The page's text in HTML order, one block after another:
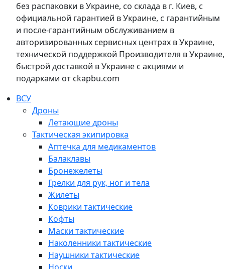
без распаковки в Украине, со склада в г. Киев, с
официальной гарантией в Украине, с гарантийным
и после-гарантийным обслуживанием в
авторизированных сервисных центрах в Украине,
технической поддержкой Производителя в Украине,
быстрой доставкой в Украине с акциями и
подарками от ckapbu.com
ВСУ
Дроны
Летающие дроны
Тактическая экипировка
Аптечка для медикаментов
Балаклавы
Бронежелеты
Грелки для рук, ног и тела
Жилеты
Коврики тактические
Кофты
Маски тактические
Наколенники тактические
Наушники тактические